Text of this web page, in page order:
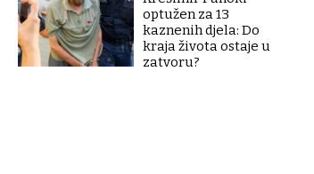
optužen za 13
kaznenih djela: Do
kraja života ostaje u
zatvoru?